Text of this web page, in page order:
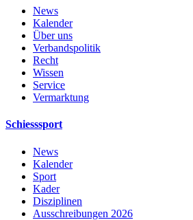
News
Kalender
Über uns
Verbandspolitik
Recht
Wissen
Service
Vermarktung
Schiesssport
News
Kalender
Sport
Kader
Disziplinen
Ausschreibungen 2026